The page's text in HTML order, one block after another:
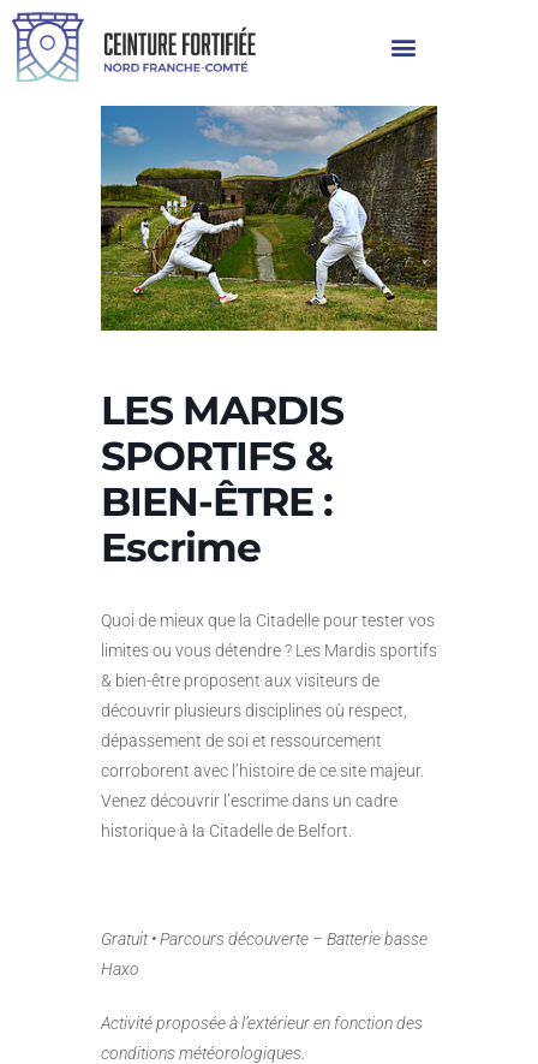
LES MARDIS
SPORTIFS &
BIEN-ÊTRE :
Escrime
Quoi de mieux que la Citadelle pour tester vos
limites ou vous détendre ? Les Mardis sportifs
& bien-être proposent aux visiteurs de
découvrir plusieurs disciplines où respect,
dépassement de soi et ressourcement
corroborent avec l’histoire de ce site majeur.
Venez découvrir l’escrime dans un cadre
historique à la Citadelle de Belfort.
Gratuit • Parcours découverte – Batterie basse
Haxo
Activité proposée à l’extérieur en fonction des
conditions météorologiques.